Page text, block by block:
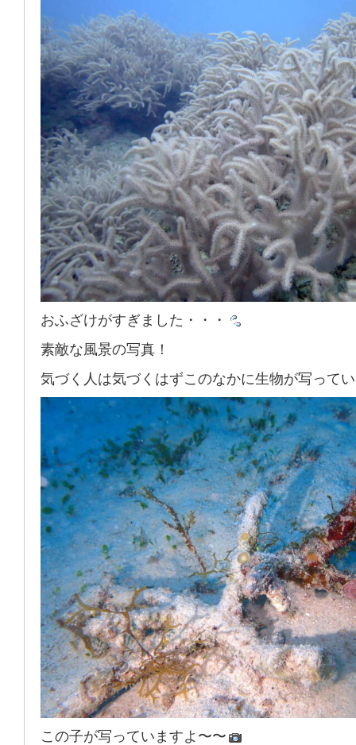
おふざけがすぎました・・・
素敵な風景の写真！
気づく人は気づくはずこのなかに生物が写って
この子が写っていますよ〜〜